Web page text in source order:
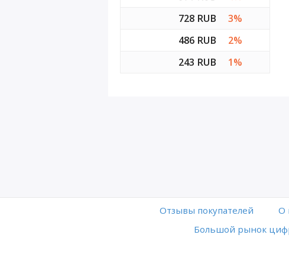
728 RUB
3%
486 RUB
2%
243 RUB
1%
Отзывы покупателей O
Большой рынок